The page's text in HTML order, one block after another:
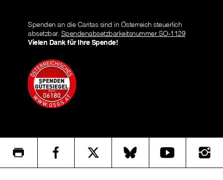
Spenden an die Caritas sind in Österreich steuerlich
absetzbar. Spendenabsetzbarkeitsnummer SO-1129
Vielen Dank für Ihre Spende!